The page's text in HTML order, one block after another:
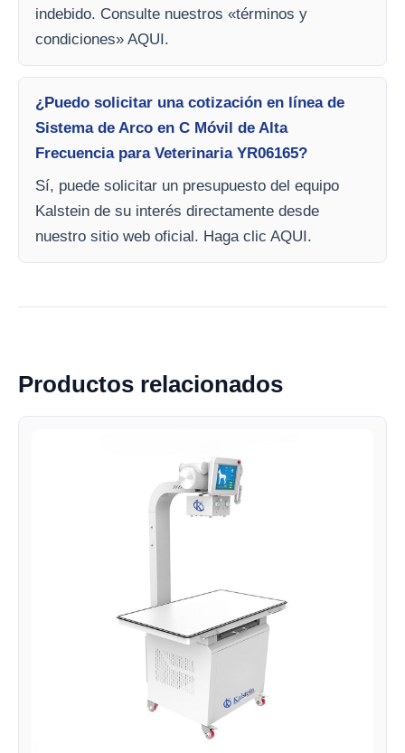
indebido. Consulte nuestros «términos y
condiciones» AQUI.
¿Puedo solicitar una cotización en línea de
Sistema de Arco en C Móvil de Alta
Frecuencia para Veterinaria YR06165?
Sí, puede solicitar un presupuesto del equipo
Kalstein de su interés directamente desde
nuestro sitio web oficial. Haga clic AQUI.
Productos relacionados